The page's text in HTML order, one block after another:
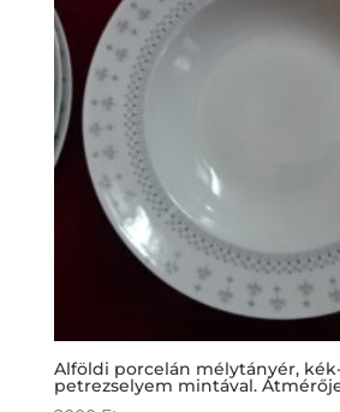
Alföldi porcelán mélytányér,
petrezselyem mintával.